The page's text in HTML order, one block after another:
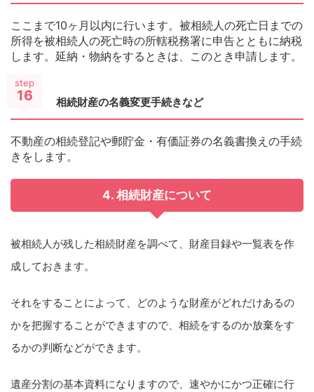
ここまで10ヶ月以内に行います。被相続人の死亡日までの
所得を被相続人の死亡時の所轄税務署に申告とともに納税
します。延納・物納をするときは、このとき申請します。
step
16 相続財産の名義変更手続きなど
不動産の相続登記や郵貯金・有価証券の名義書換えの手続
きをします。
4. 相続財産について
被相続人が残した相続財産を調べて、財産目録や一覧表を作
成しておきます。
それをすることによって、どのような財産がどれだけあるの
かを把握することができますので、相続をするのか放棄をす
るかの判断などができます。
遺産分割の基本資料になりますので、速やかにかつ正確に行